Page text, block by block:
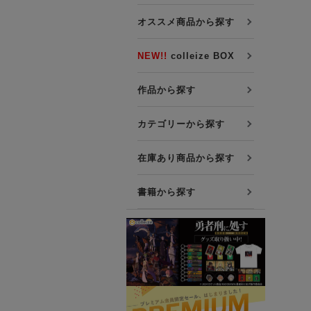
友達紹介キャンペーン
公式Xをフォローする
オススメ商品から探す
NEW!! colleize BOX
作品から探す
カテゴリーから探す
在庫あり商品から探す
書籍から探す